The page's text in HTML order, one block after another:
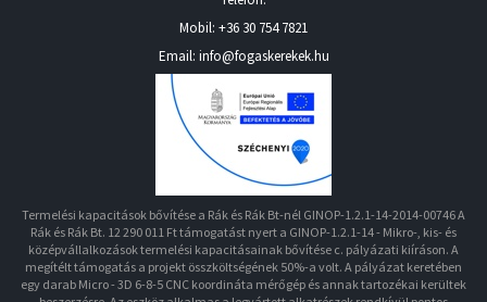
Mobil: +36 30 754 7821
Email: info@fogaskerekek.hu
Termelési kapacitások bővítése a Rák és Rák Bt-nél GINOP-1.2.1-14-2014-00746 A
Rák és Rák Bt. 12 290 011 Ft támogatást nyert a GINOP-1.2.1-14 - Mikro-, kis- és
középvállalkozások termelési kapacitásainak bővítése c. pályázati kiíráson. A
megítélt támogatás a projekt összköltségének 50%-a volt. A pályázat keretében
egy darab Micro - 3D 6-8-5 CNC koordináta mérőgép és annak tartozékai kerültek